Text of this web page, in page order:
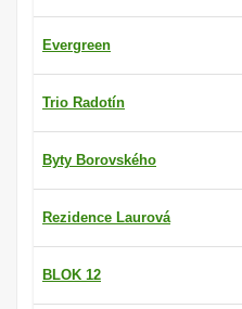
Evergreen
Trio Radotín
Byty Borovského
Rezidence Laurová
BLOK 12